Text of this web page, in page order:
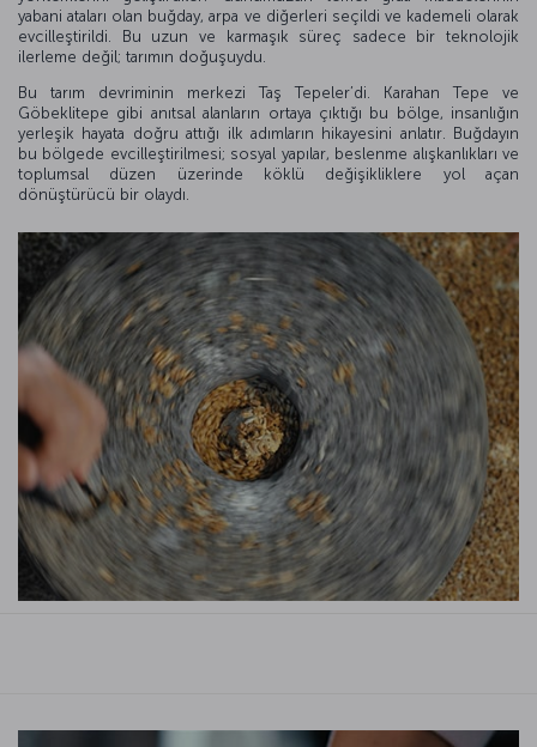
yabani ataları olan buğday, arpa ve diğerleri seçildi ve kademeli olarak
evcilleştirildi. Bu uzun ve karmaşık süreç sadece bir teknolojik
ilerleme değil; tarımın doğuşuydu.
Bu tarım devriminin merkezi Taş Tepeler’di. Karahan Tepe ve
Göbeklitepe gibi anıtsal alanların ortaya çıktığı bu bölge, insanlığın
yerleşik hayata doğru attığı ilk adımların hikayesini anlatır. Buğdayın
bu bölgede evcilleştirilmesi; sosyal yapılar, beslenme alışkanlıkları ve
toplumsal düzen üzerinde köklü değişikliklere yol açan
dönüştürücü bir olaydı.